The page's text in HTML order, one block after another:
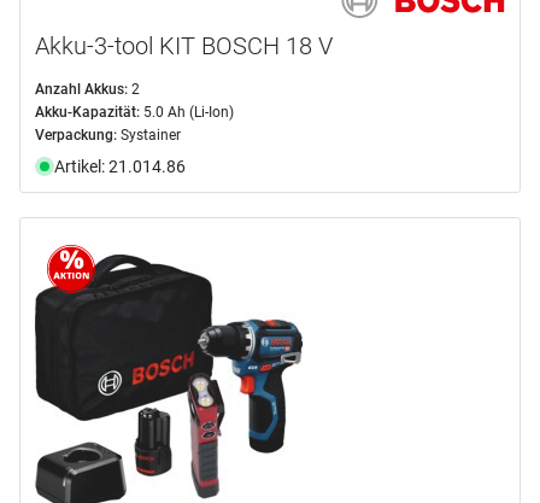
Akku-3-tool KIT BOSCH 18 V
Anzahl Akkus: 2
Akku-Kapazität: 5.0 Ah (Li-Ion)
Verpackung: Systainer
Artikel: 21.014.86